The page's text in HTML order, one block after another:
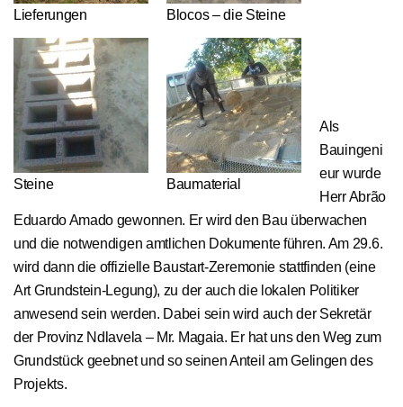
Lieferungen Blocos – die Steine
Steine Baumaterial
Als
Bauingeni
eur wurde
Herr Abrão
Eduardo Amado gewonnen. Er wird den Bau überwachen
und die notwendigen amtlichen Dokumente führen. Am 29.6.
wird dann die offizielle Baustart-Zeremonie stattfinden (eine
Art Grundstein-Legung), zu der auch die lokalen Politiker
anwesend sein werden. Dabei sein wird auch der Sekretär
der Provinz Ndlavela – Mr. Magaia. Er hat uns den Weg zum
Grundstück geebnet und so seinen Anteil am Gelingen des
Projekts.